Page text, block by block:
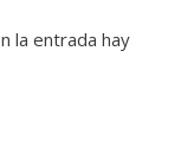
la entrada hay